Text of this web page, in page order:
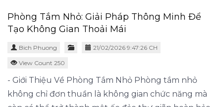
Phòng Tắm Nhỏ: Giải Pháp Thông Minh Để
Tạo Không Gian Thoải Mái
Bich Phuong 21/02/2026 9:47:26 CH
View Count 250
- Giới Thiệu Về Phòng Tắm Nhỏ Phòng tắm nhỏ
không chỉ đơn thuần là không gian chức năng mà